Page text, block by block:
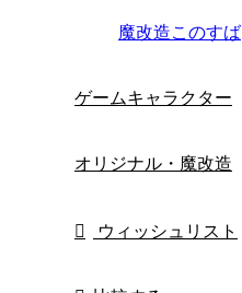
魔改造このすば
ゲームキャラクター
オリジナル・魔改造
ウィッシュリスト